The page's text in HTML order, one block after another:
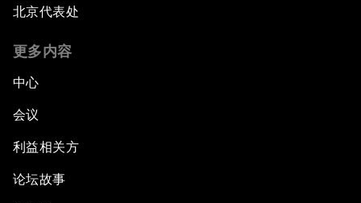
北京代表处
更多内容
中心
会议
利益相关方
论坛故事